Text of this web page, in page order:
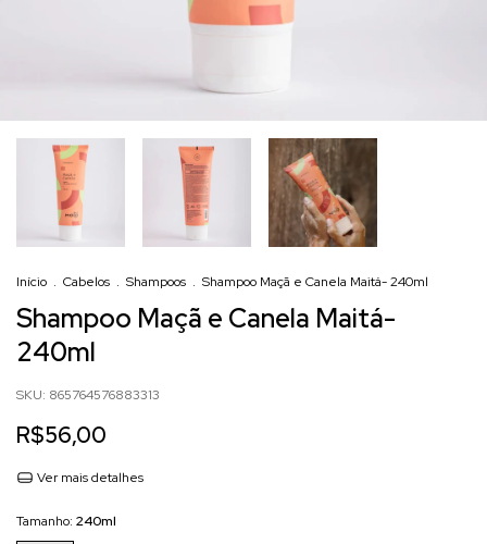
Início . Cabelos . Shampoos . Shampoo Maçã e Canela Maitá- 240ml
Shampoo Maçã e Canela Maitá-
240ml
SKU: 865764576883313
R$56,00
Ver mais detalhes
Tamanho: 240ml